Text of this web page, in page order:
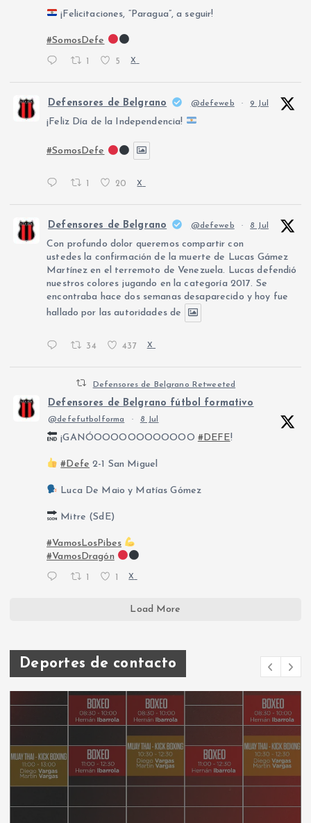
¡Felicitaciones, “Paragua”, a seguir!
#SomosDefe
1 5 X
Defensores de Belgrano @defeweb · 9 Jul
¡Feliz Día de la Independencia!
#SomosDefe
20 X
Defensores de Belgrano @defeweb · 8 Jul
Con profundo dolor queremos compartir con
ustedes la confirmación de la muerte de Lucas Gámez
Martínez en el terremoto de Venezuela. Lucas defendió
nuestros colores jugando en la categoría 2017. Se
encontraba hace dos semanas desaparecido y hoy fue
hallado por las autoridades de
34 437 X
Defensores de Belgrano Retweeted
Defensores de Belgrano fútbol formativo
@defefutbolforma · 8 Jul
¡GANÓOOOOOOOOOOOO #DEFE!
#Defe 2-1 San Miguel
Luca De Maio y Matías Gómez
Mitre (SdE)
#VamosLosPibes
#VamosDragón
X
Load More
Deportes de contacto